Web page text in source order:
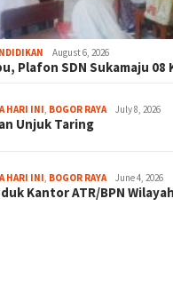
August 6, 2026
Plafon SDN Sukamaju 08
HARI INI, BOGOR RAYA July 8, 2026
Unjuk Taring
HARI INI, BOGOR RAYA June 4, 2026
Kantor ATR/BPN